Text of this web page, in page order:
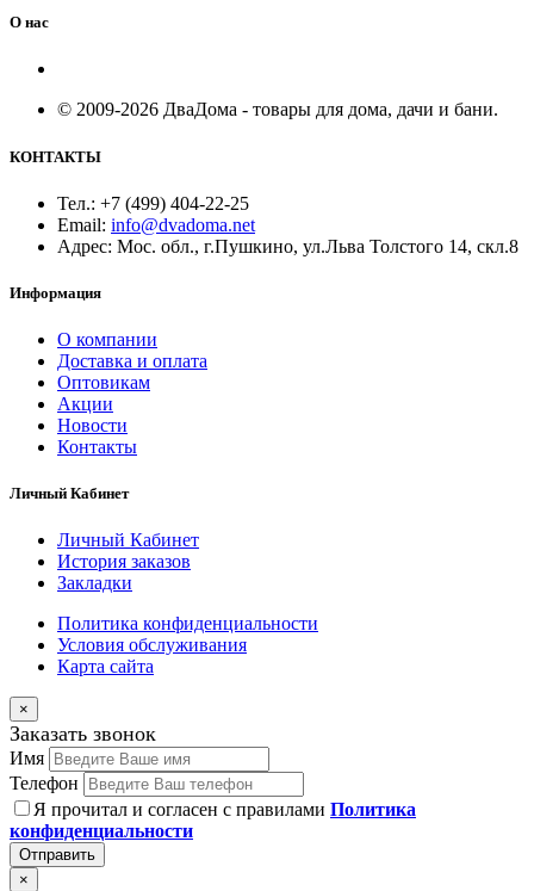
О нас
© 2009-2026 ДваДома - товары для дома, дачи и бани.
КОНТАКТЫ
Тел.: +7 (499) 404-22-25
Email: info@dvadoma.net
Адрес: Мос. обл., г.Пушкино, ул.Льва Толстого 14, скл.8
Информация
О компании
Доставка и оплата
Оптовикам
Акции
Новости
Контакты
Личный Кабинет
Личный Кабинет
История заказов
Закладки
Политика конфиденциальности
Условия обслуживания
Карта сайта
×
Заказать звонок
Имя
Телефон
Я прочитал и согласен с правилами Политика
конфиденциальности
Отправить
×